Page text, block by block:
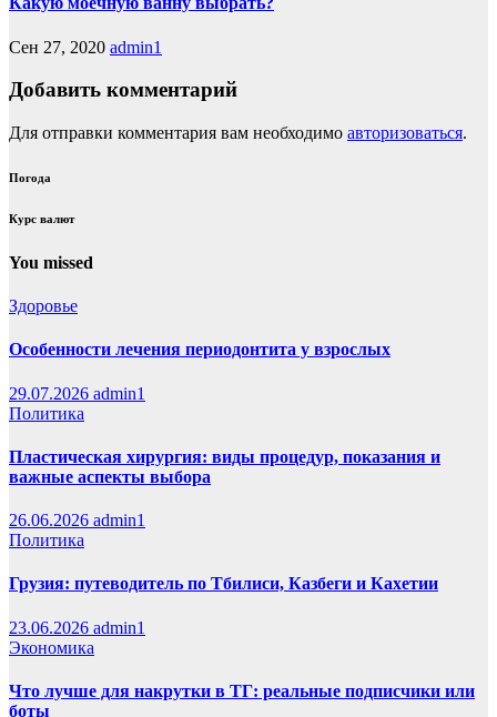
Сен 27, 2020 admin1
Добавить комментарий
Для отправки комментария вам необходимо авторизоваться.
Погода
Курс валют
You missed
Здоровье
Особенности лечения периодонтита у взрослых
29.07.2026 admin1
Политика
Пластическая хирургия: виды процедур, показания и
важные аспекты выбора
26.06.2026 admin1
Политика
Грузия: путеводитель по Тбилиси, Казбеги и Кахетии
23.06.2026 admin1
Экономика
Что лучше для накрутки в ТГ: реальные подписчики или
боты